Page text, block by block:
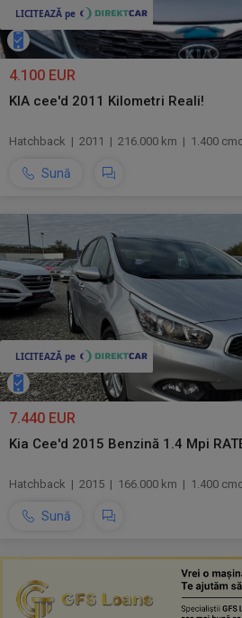
4.100 EUR
KIA cee'd 2011 Kilometri Reali!
Hatchback | 2011 | 216.000 km | 1.400
Sună
7.440 EUR
Kia Cee'd 2015 Benzină 1.4 Mpi
Hatchback | 2015 | 166.000 km | 1.400
Sună